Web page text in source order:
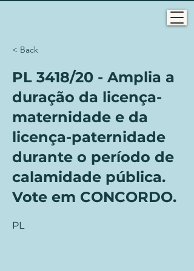
< Back
PL 3418/20 - Amplia a
duração da licença-
maternidade e da
licença-paternidade
durante o período de
calamidade pública.
Vote em CONCORDO.
PL